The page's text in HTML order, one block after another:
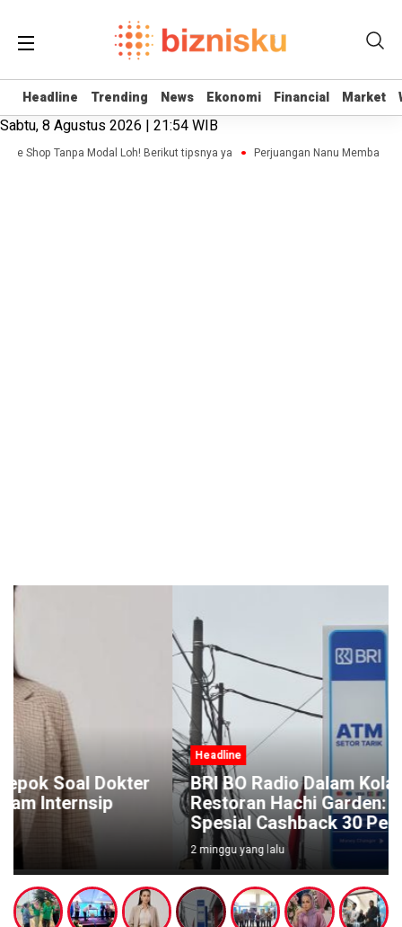
Headline Trending News Ekonomi Financial Market
Headline Trending News Ekonomi Financial Market
Sabtu, 8 Agustus 2026 | 21:54 WIB
Shop Tanpa Modal Loh! Berikut tipsnya ya Perjuangan Nanu
Headline
BRI BO Radio Dalam Kolaborasi dengan
Restoran Hachi Garden: Kasih Promo
Spesial Cashback 30 Persen